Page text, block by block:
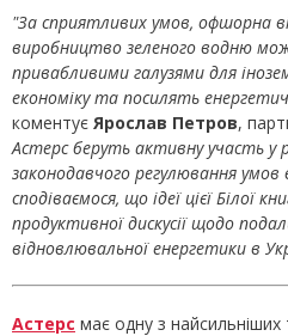
"За сприятливих умов, офшорна
виробництво зеленого водню
привабливими галузями для
економіку та посилять
коментує Ярослав Петров,
Астерс беруть активну участь у
законодавчого регулювання умов
сподіваємося, що ідеї цієї Білої
продуктивної дискусії щодо
відновлювальної енергетики в
Астерс має одну з